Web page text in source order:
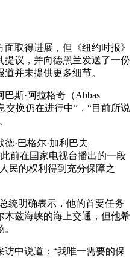
取得进展，但《纽约时报》
提议，并向德黑兰发送了一份
并未提供更多细节。
斯·阿拉格奇（Abbas
交换仍在进行中”，“目前所说
·巴格尔·加利巴夫
此前在国家电视台播出的一段
民的权利得到充分保障之
统明确表示，他的首要任务
木兹海峡的海上交通，但他希
中说道：“我唯一需要的保